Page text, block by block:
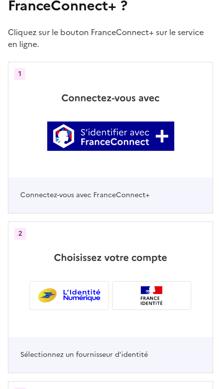
FranceConnect+ ?
Cliquez sur le bouton FranceConnect+ sur le service
en ligne.
Connectez-vous avec FranceConnect+
1
Sélectionnez un fournisseur d’identité
2